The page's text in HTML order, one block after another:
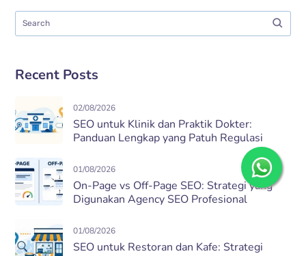
Recent Posts
02/08/2026
SEO untuk Klinik dan Praktik Dokter:
Panduan Lengkap yang Patuh Regulasi
01/08/2026
On-Page vs Off-Page SEO: Strategi yang
Digunakan Agency SEO Profesional
01/08/2026
SEO untuk Restoran dan Kafe: Strategi